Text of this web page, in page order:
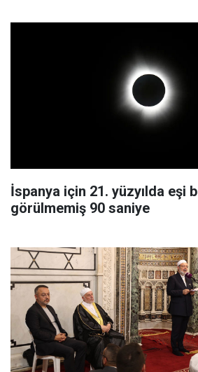
İspanya için 21. yüzyılda eşi
görülmemiş 90 saniye